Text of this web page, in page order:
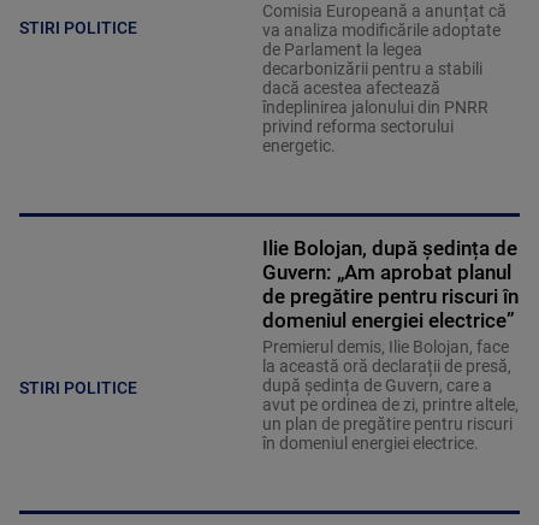
STIRI POLITICE
Comisia Europeană a anunțat că
va analiza modificările adoptate
de Parlament la legea
decarbonizării pentru a stabili
dacă acestea afectează
îndeplinirea jalonului din PNRR
privind reforma sectorului
energetic.
STIRI POLITICE
Ilie Bolojan, după ședința de
Guvern: „Am aprobat planul
de pregătire pentru riscuri în
domeniul energiei electrice”
Premierul demis, Ilie Bolojan, face
la această oră declarații de presă,
după ședința de Guvern, care a
avut pe ordinea de zi, printre altele,
un plan de pregătire pentru riscuri
în domeniul energiei electrice.